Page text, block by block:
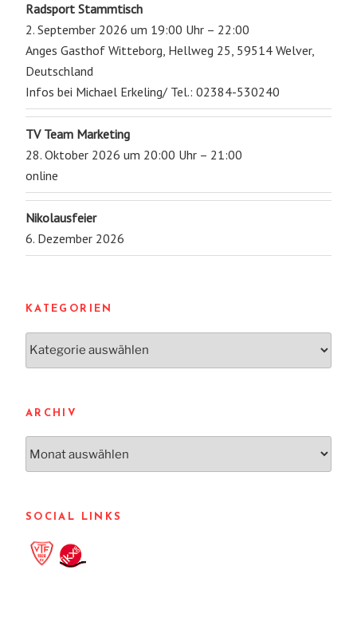
Radsport Stammtisch
2. September 2026 um 19:00 Uhr – 22:00
Anges Gasthof Witteborg, Hellweg 25, 59514 Welver,
Deutschland
Infos bei Michael Erkeling/ Tel.: 02384-530240
TV Team Marketing
28. Oktober 2026 um 20:00 Uhr – 21:00
online
Nikolausfeier
6. Dezember 2026
KATEGORIEN
Kategorien
ARCHIV
Archiv
SOCIAL LINKS